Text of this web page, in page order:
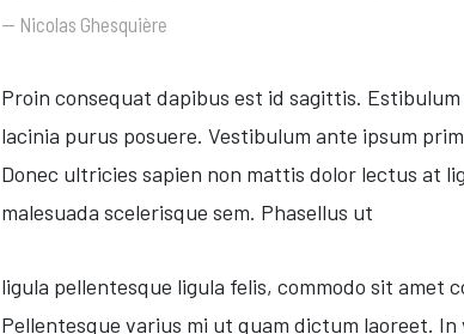
Nicolas Ghesquière
Proin consequat dapibus est id sagittis.
lacinia purus posuere. Vestibulum ante ipsum
Donec ultricies sapien non mattis dolor lectus at
malesuada scelerisque sem. Phasellus ut
ligula pellentesque ligula felis, commodo sit
Pellentesque varius mi ut quam dictum laoreet.